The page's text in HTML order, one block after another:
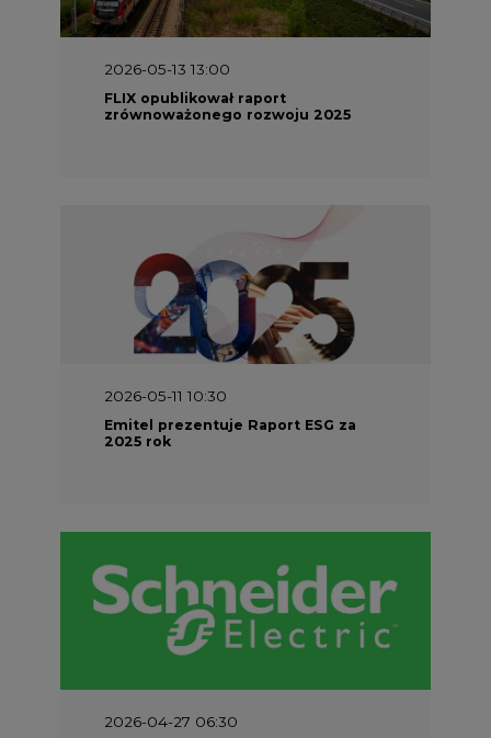
FLIX opublikował raport
zrównoważonego rozwoju 2025
2026-05-11 10:30
Emitel prezentuje Raport ESG za
2025 rok
2026-04-27 06:30
Electric